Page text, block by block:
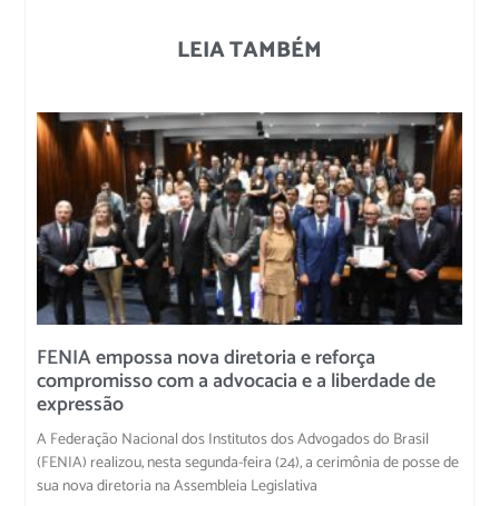
LEIA TAMBÉM
FENIA empossa nova diretoria e reforça
compromisso com a advocacia e a liberdade de
expressão
A Federação Nacional dos Institutos dos Advogados do Brasil
(FENIA) realizou, nesta segunda-feira (24), a cerimônia de posse de
sua nova diretoria na Assembleia Legislativa